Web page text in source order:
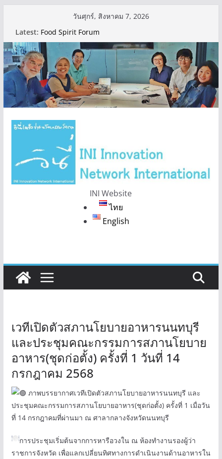
วันศุกร์, สิงหาคม 7, 2026
Latest: Food Spirit Forum
การใช้เครื่องมือ Food Spirit Modules ที่ SAFETist
Farm เขตทุ่งครุ เมื่อช่วงกลางเดือนกันยายนที่ผ่านมา
INI Website
ไทย
English
เวทีเปิดตัวสภานโยบายอาหารนนทบุรี
และประชุมคณะกรรมการสภานโยบาย
อาหาร(ชุดก่อตั้ง) ครั้งที่ 1 วันที่ 14
กรกฎาคม 2568
ภาพบรรยากาศเวทีเปิดตัวสภานโยบายอาหารนนทบุรี และ
ประชุมคณะกรรมการสภานโยบายอาหาร(ชุดก่อตั้ง) ครั้งที่ 1 เมื่อวัน
ที่ 14 กรกฎาคมที่ผ่านมา ณ ศาลากลางจังหวัดนนทบุรี
การประชุมเริ่มต้นจากการหารือวงใน ณ ห้องทำงานรองผู้ว่า
ราชการจังหวัด เพื่อแลกเปลี่ยนทิศทางการดำเนินงานด้านอาหารใน